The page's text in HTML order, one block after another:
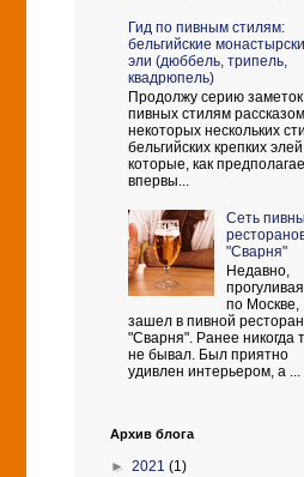
Гид по пивным стилям:
бельгийские
эли (дюббель, трипель,
квадрюпель)
Продолжу серию
пивных стилям
некоторых нескольких
бельгийских крепких
которые, как
впервы...
Сеть
"Сварня"
Недавно,
по Москве,
зашел в пивной ресторан
"Сварня". Ранее никогда
не бывал. Был приятно
удивлен интерьером, а ...
Архив блога
► 2021 (1)